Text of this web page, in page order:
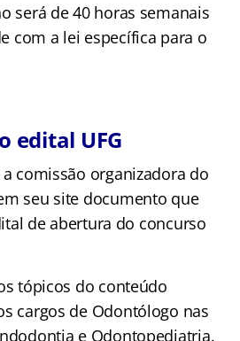
será de 40 horas semanais
com a lei específica para o
edital UFG
comissão organizadora do
seu site documento que
de abertura do concurso
tópicos do conteúdo
cargos de Odontólogo nas
e Odontopediatria.